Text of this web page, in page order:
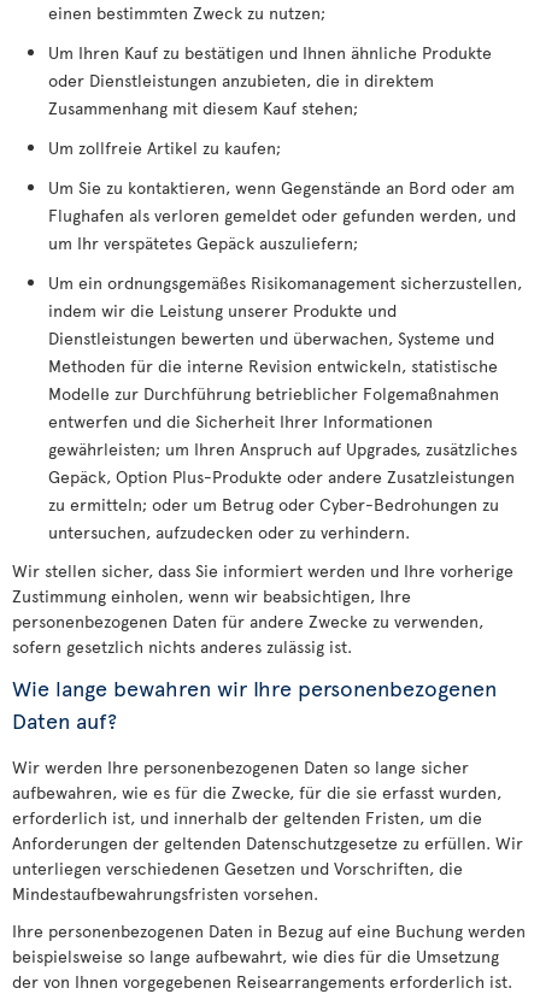
einen bestimmten Zweck zu nutzen;
Um Ihren Kauf zu bestätigen und Ihnen ähnliche Produkte
oder Dienstleistungen anzubieten, die in direktem
Zusammenhang mit diesem Kauf stehen;
Um zollfreie Artikel zu kaufen;
Um Sie zu kontaktieren, wenn Gegenstände an Bord oder am
Flughafen als verloren gemeldet oder gefunden werden, und
um Ihr verspätetes Gepäck auszuliefern;
Um ein ordnungsgemäßes Risikomanagement sicherzustellen,
indem wir die Leistung unserer Produkte und
Dienstleistungen bewerten und überwachen, Systeme und
Methoden für die interne Revision entwickeln, statistische
Modelle zur Durchführung betrieblicher Folgemaßnahmen
entwerfen und die Sicherheit Ihrer Informationen
gewährleisten; um Ihren Anspruch auf Upgrades, zusätzliches
Gepäck, Option Plus-Produkte oder andere Zusatzleistungen
zu ermitteln; oder um Betrug oder Cyber-Bedrohungen zu
untersuchen, aufzudecken oder zu verhindern.
Wir stellen sicher, dass Sie informiert werden und Ihre vorherige
Zustimmung einholen, wenn wir beabsichtigen, Ihre
personenbezogenen Daten für andere Zwecke zu verwenden,
sofern gesetzlich nichts anderes zulässig ist.
Wie lange bewahren wir Ihre personenbezogenen
Daten auf?
Wir werden Ihre personenbezogenen Daten so lange sicher
aufbewahren, wie es für die Zwecke, für die sie erfasst wurden,
erforderlich ist, und innerhalb der geltenden Fristen, um die
Anforderungen der geltenden Datenschutzgesetze zu erfüllen. Wir
unterliegen verschiedenen Gesetzen und Vorschriften, die
Mindestaufbewahrungsfristen vorsehen.
Ihre personenbezogenen Daten in Bezug auf eine Buchung werden
beispielsweise so lange aufbewahrt, wie dies für die Umsetzung
der von Ihnen vorgegebenen Reisearrangements erforderlich ist.